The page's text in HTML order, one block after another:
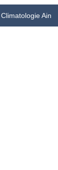
Climatologie Ain